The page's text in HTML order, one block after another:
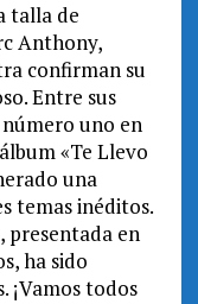
talla de
Anthony,
confirman su
Entre sus
uno en
«Te Llevo
una
temas inéditos.
presentada en
ha sido
¡Vamos todos